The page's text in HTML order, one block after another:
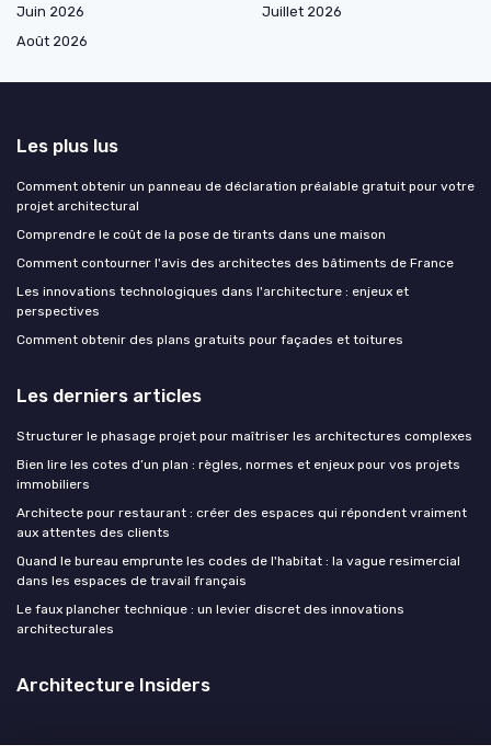
Juin 2026
Juillet 2026
Août 2026
Les plus lus
Comment obtenir un panneau de déclaration préalable gratuit pour votre
projet architectural
Comprendre le coût de la pose de tirants dans une maison
Comment contourner l'avis des architectes des bâtiments de France
Les innovations technologiques dans l'architecture : enjeux et
perspectives
Comment obtenir des plans gratuits pour façades et toitures
Les derniers articles
Structurer le phasage projet pour maîtriser les architectures complexes
Bien lire les cotes d’un plan : règles, normes et enjeux pour vos projets
immobiliers
Architecte pour restaurant : créer des espaces qui répondent vraiment
aux attentes des clients
Quand le bureau emprunte les codes de l'habitat : la vague resimercial
dans les espaces de travail français
Le faux plancher technique : un levier discret des innovations
architecturales
Architecture Insiders